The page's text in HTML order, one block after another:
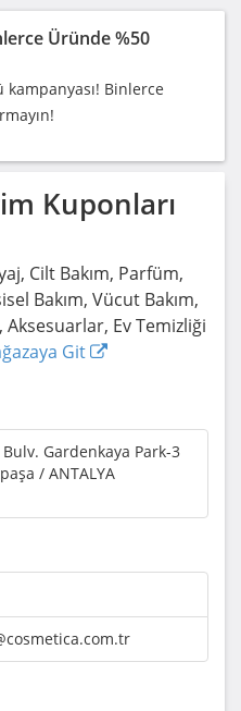
Üründe %50
kampanyası! Binlerce
Kuponları
Cilt Bakım, Parfüm,
Bakım, Vücut Bakım,
Aksesuarlar, Ev Temizliği
Git
Gardenkaya Park-3
/ ANTALYA